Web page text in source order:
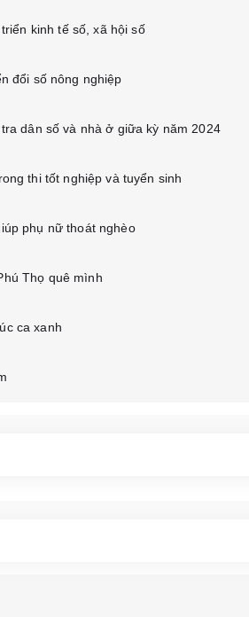
kinh tế số, xã hội số
đổi số nông nghiệp
dân số và nhà ở giữa kỳ năm 2024
thi tốt nghiệp và tuyển sinh
phụ nữ thoát nghèo
Thọ quê mình
ca xanh